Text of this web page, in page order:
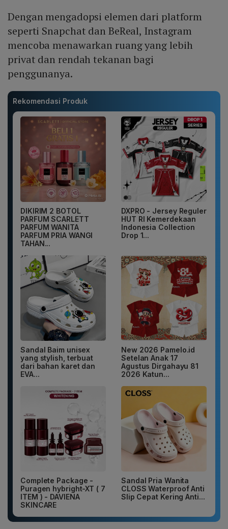
Dengan mengadopsi elemen dari platform
seperti Snapchat dan BeReal, Instagram
mencoba menawarkan ruang yang lebih
privat dan rendah tekanan bagi
penggunanya.
Rekomendasi Produk
DIKIRIM 2 BOTOL
PARFUM SCARLETT
PARFUM WANITA
PARFUM PRIA WANGI
TAHAN...
DXPRO - Jersey Reguler
HUT RI Kemerdekaan
Indonesia Collection
Drop 1...
Sandal Baim unisex
yang stylish, terbuat
dari bahan karet dan
EVA...
New 2026 Pamelo.id
Setelan Anak 17
Agustus Dirgahayu 81
2026 Katun...
Complete Package -
Puragen hybright-XT ( 7
ITEM ) - DAVIENA
SKINCARE
Sandal Pria Wanita
CLOSS Waterproof Anti
Slip Cepat Kering Anti...